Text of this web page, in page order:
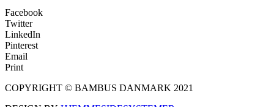
Facebook
Twitter
LinkedIn
Pinterest
Email
Print
COPYRIGHT © BAMBUS DANMARK 2021